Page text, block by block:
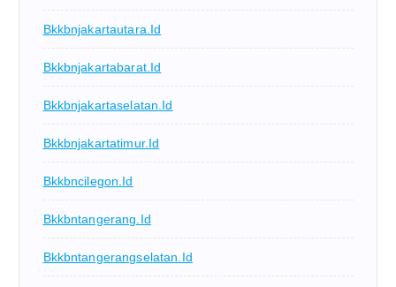
Bkkbnjakartautara.id
Bkkbnjakartabarat.id
Bkkbnjakartaselatan.id
Bkkbnjakartatimur.id
Bkkbncilegon.id
Bkkbntangerang.id
Bkkbntangerangselatan.id